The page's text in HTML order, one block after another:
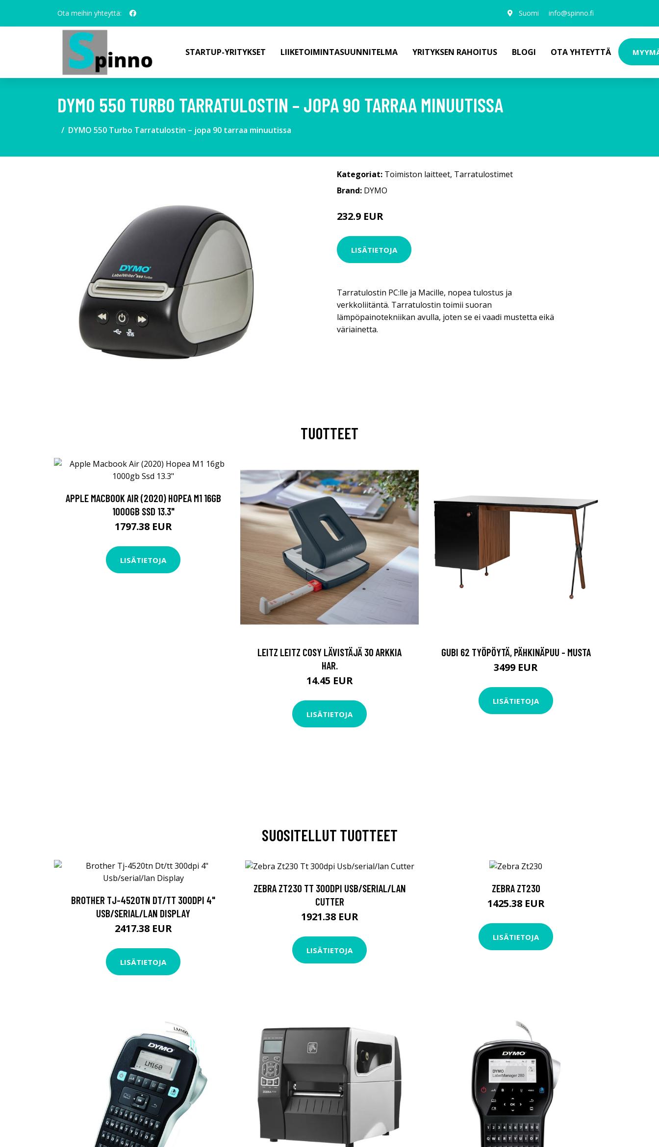
Ota meihin yhteyttä: Suomi info@spinno.fi
STARTUP-YRITYKSET LIIKETOIMINTASUUNNITELMA YRITYKSEN RAHOITUS BLOGI OTA YHTEYTTÄ
DYMO 550 TURBO TARRATULOSTIN – JOPA 90 TARRAA MINUUTISSA
DYMO 550 Turbo Tarratulostin – jopa 90 tarraa minuutissa
Kategoriat: Toimiston laitteet, Tarratulostimet
Brand: DYMO
232.9 EUR
LISÄTIETOJA
Tarratulostin PC:lle ja Macille, nopea tulostus ja
verkkoliitäntä. Tarratulostin toimii suoran
lämpöpainotekniikan avulla, joten se ei vaadi mustetta eikä
väriainetta.
TUOTTEET
APPLE MACBOOK AIR (2020) HOPEA M1 16GB
1000GB SSD 13.3"
1797.38 EUR
LISÄTIETOJA
LEITZ LEITZ COSY LÄVISTÄJÄ 30 ARKKIA
HAR.
14.45 EUR
LISÄTIETOJA
GUBI 62 TYÖPÖYTÄ, PÄHKINÄPUU - MUSTA
3499 EUR
LISÄTIETOJA
SUOSITELLUT TUOTTEET
BROTHER TJ-4520TN DT/TT 300DPI 4"
USB/SERIAL/LAN DISPLAY
2417.38 EUR
LISÄTIETOJA
ZEBRA ZT230 TT 300DPI USB/SERIAL/LAN
CUTTER
1921.38 EUR
LISÄTIETOJA
ZEBRA ZT230
1425.38 EUR
LISÄTIETOJA